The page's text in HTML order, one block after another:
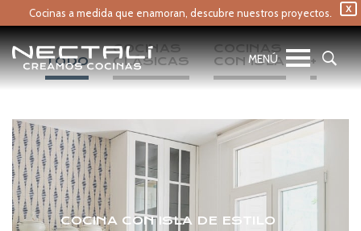
X
Cocinas a medida que enamoran, descubre nuestros proyectos.
TODO
COCINAS
CLÁSICAS
COCINAS
CON ISLA
+
COCINA CON ISLA DE ESTILO